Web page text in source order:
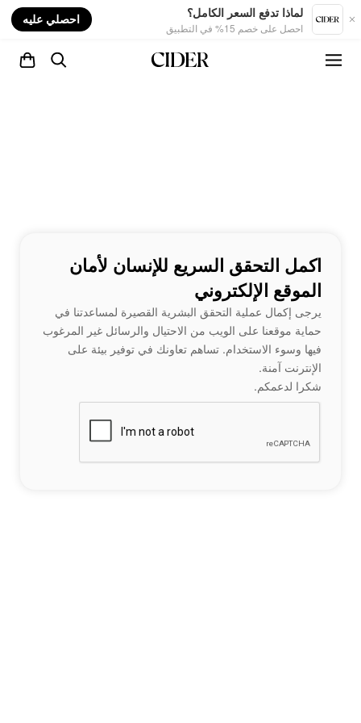
لماذا تدفع السعر الكامل؟
احصل على خصم 15% في التطبيق
احصلي عليه
اكمل التحقق السريع للإنسان لأمان
الموقع الإلكتروني
يرجى إكمال عملية التحقق البشرية القصيرة لمساعدتنا في
حماية موقعنا على الويب من الاحتيال والرسائل غير المرغوب
فيها وسوء الاستخدام. تساهم تعاونك في توفير بيئة على
الإنترنت آمنة.
شكرا لدعمكم.